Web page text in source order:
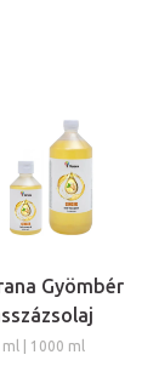
Gyömbér
ml | 1000 ml